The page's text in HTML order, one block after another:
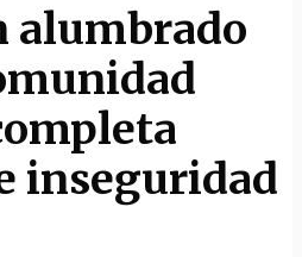
alumbrado
inseguridad